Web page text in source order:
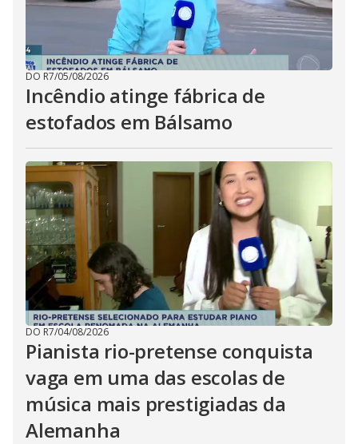
DO R7/05/08/2026
Incêndio atinge fábrica de
estofados em Bálsamo
DO R7/04/08/2026
Pianista rio-pretense conquista
vaga em uma das escolas de
música mais prestigiadas da
Alemanha